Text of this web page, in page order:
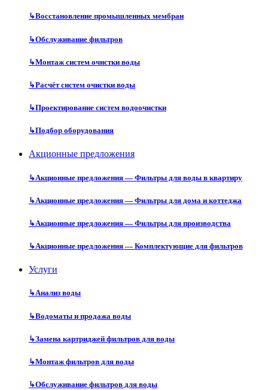
↳Восстановление промышленных мембран
↳Обслуживание фильтров
↳Монтаж систем очистки воды
↳Расчёт систем очистки воды
↳Проектирование систем водоочистки
↳Подбор оборудования
Акционные предложения
↳Акционные предложения — Фильтры для воды в квартиру
↳Акционные предложения — Фильтры для дома и коттеджа
↳Акционные предложения — Фильтры для производства
↳Акционные предложения — Комплектующие для фильтров
Услуги
↳Анализ воды
↳Водоматы и продажа воды
↳Замена картриджей фильтров для воды
↳Монтаж фильтров для воды
↳Обслуживание фильтров для воды